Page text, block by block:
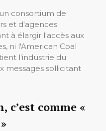
consortium de
et d'agences
à élargir l'accès aux
ni l'American Coal
l'industrie du
messages sollicitant
c’est comme «